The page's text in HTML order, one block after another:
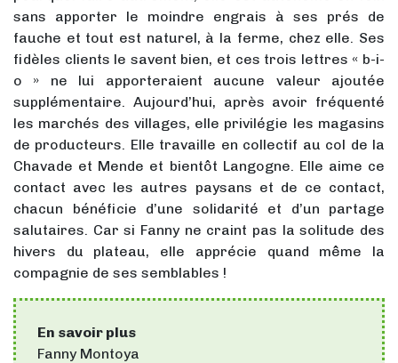
sans apporter le moindre engrais à ses prés de
fauche et tout est naturel, à la ferme, chez elle. Ses
fidèles clients le savent bien, et ces trois lettres « b-i-
o » ne lui apporteraient aucune valeur ajoutée
supplémentaire. Aujourd’hui, après avoir fréquenté
les marchés des villages, elle privilégie les magasins
de producteurs. Elle travaille en collectif au col de la
Chavade et Mende et bientôt Langogne. Elle aime ce
contact avec les autres paysans et de ce contact,
chacun bénéficie d’une solidarité et d’un partage
salutaires. Car si Fanny ne craint pas la solitude des
hivers du plateau, elle apprécie quand même la
compagnie de ses semblables !
En savoir plus
Fanny Montoya